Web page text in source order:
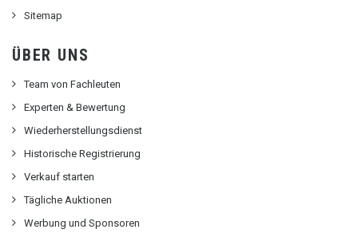
Sitemap
ÜBER UNS
Team von Fachleuten
Experten & Bewertung
Wiederherstellungsdienst
Historische Registrierung
Verkauf starten
Tägliche Auktionen
Werbung und Sponsoren